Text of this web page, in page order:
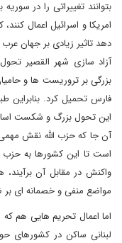
بتوانند تغییراتی را در
امریکا و اسرائیل اعمال
دهد تاثیر زیادی بر جهان
آزاد سازی شهر القصیر
بزرگی بر تروریست ها و
فارس تحمیل کرد. بنابراین
این تحول بزرگ و شکست
آن جا که حزب الله نقش
است تا این کشورها به حزب
واکنش در مقابل آن برآیند،
مواضع منفی و خصمانه ای بر
اما اعمال تحریم هایی هم
لبنانی ساکن در کشورهای